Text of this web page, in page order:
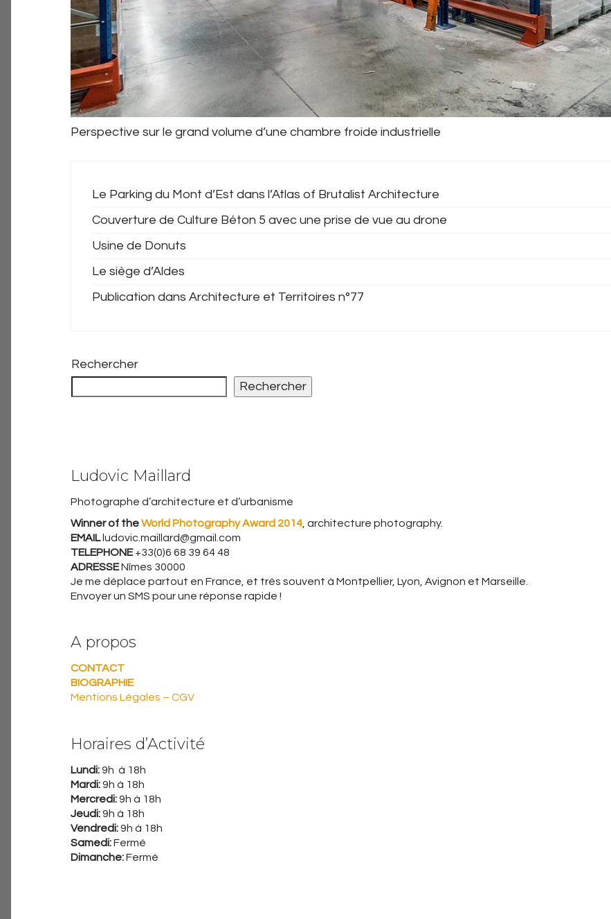
Perspective sur le grand volume d’une chambre froide industrielle
Le Parking du Mont d’Est dans l’Atlas of Brutalist Architecture
Couverture de Culture Béton 5 avec une prise de vue au drone
Usine de Donuts
Le siège d’Aldes
Publication dans Architecture et Territoires n°77
Rechercher
Rechercher
Ludovic Maillard
Photographe d’architecture et d’urbanisme
Winner of theWorld Photography Award 2014 , architecture photography.
EMAILludovic.maillard@gmail.com
TELEPHONE+33(0)6 68 39 64 48
ADRESSENîmes 30000
Je me déplace partout en France, et très souvent à Montpellier, Lyon, Avignon et Marseille.
Envoyer un SMS pour une réponse rapide !
A propos
CONTACT
BIOGRAPHIE
Mentions Légales – CGV
Horaires d’Activité
Lundi:9h à 18h
Mardi:9h à 18h
Mercredi:9h à 18h
Jeudi:9h à 18h
Vendredi:9h à 18h
Samedi:Fermé
Dimanche:Fermé